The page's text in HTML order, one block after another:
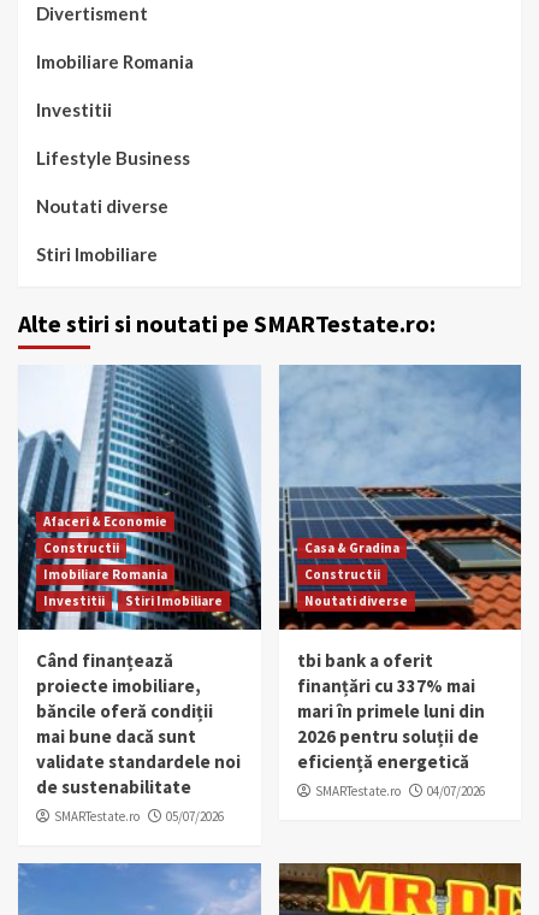
Divertisment
Imobiliare Romania
Investitii
Lifestyle Business
Noutati diverse
Stiri Imobiliare
Alte stiri si noutati pe SMARTestate.ro:
Afaceri & Economie
Constructii
Imobiliare Romania
Investitii
Stiri Imobiliare
Când finanțează
proiecte imobiliare,
băncile oferă condiții
mai bune dacă sunt
validate standardele noi
de sustenabilitate
SMARTestate.ro 05/07/2026
Casa & Gradina
Constructii
Noutati diverse
tbi bank a oferit
finanțări cu 337% mai
mari în primele luni din
2026 pentru soluții de
eficiență energetică
SMARTestate.ro 04/07/2026